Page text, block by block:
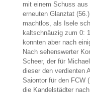
mit einem Schuss
erneuten Glanztat
machtlos, als Isele
kaltschnäuzig zum 0:
konnten aber nach
Nach sehenswerter
Scheer, der für
dieser den verdienten
Saiontor für den FCW
die Kandelstädter